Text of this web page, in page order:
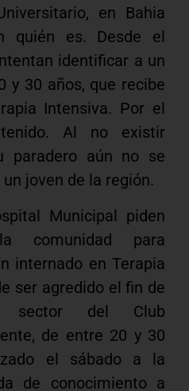
en Bahia
quién es. Desde el
identificar a un
y 30 años, que recibe
Intensiva. Por el
Al no existir
paradero aún no se
joven de la región.
Municipal piden
comunidad para
internado en Terapia
ser agredido el fin de
del Club
de entre 20 y 30
el sábado a la
de conocimiento a